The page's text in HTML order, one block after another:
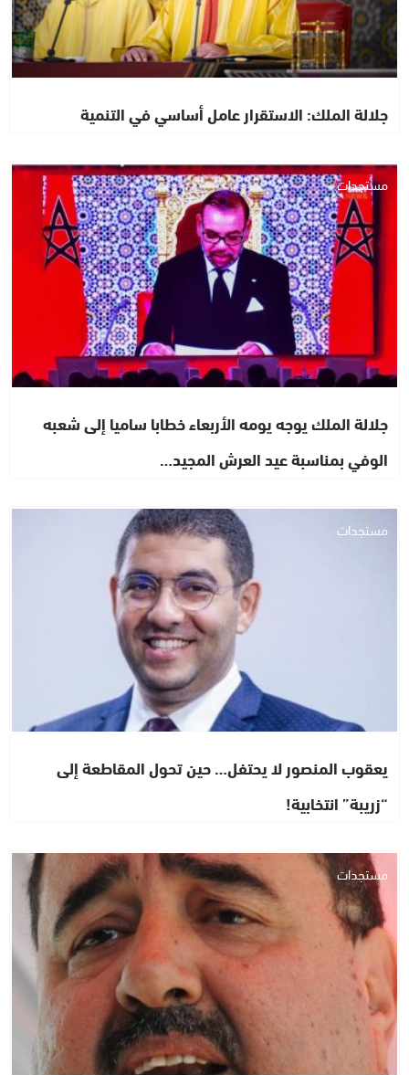
جلالة الملك: الاستقرار عامل أساسي في التنمية
مستجدات
جلالة الملك يوجه يومه الأربعاء خطابا ساميا إلى شعبه
الوفي بمناسبة عيد العرش المجيد…
مستجدات
يعقوب المنصور لا يحتفل… حين تحول المقاطعة إلى
“زريبة” انتخابية!
مستجدات